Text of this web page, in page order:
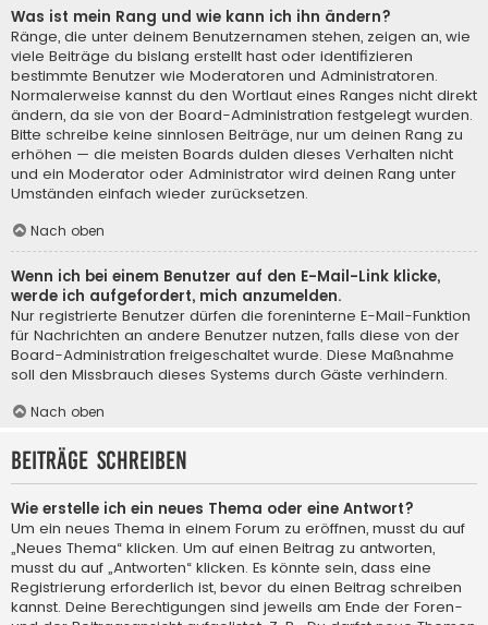
Was ist mein Rang und wie kann ich ihn ändern?
Ränge, die unter deinem Benutzernamen stehen, zeigen an, wie
viele Beiträge du bislang erstellt hast oder identifizieren
bestimmte Benutzer wie Moderatoren und Administratoren.
Normalerweise kannst du den Wortlaut eines Ranges nicht direkt
ändern, da sie von der Board-Administration festgelegt wurden.
Bitte schreibe keine sinnlosen Beiträge, nur um deinen Rang zu
erhöhen — die meisten Boards dulden dieses Verhalten nicht
und ein Moderator oder Administrator wird deinen Rang unter
Umständen einfach wieder zurücksetzen.
Nach oben
Wenn ich bei einem Benutzer auf den E-Mail-Link klicke,
werde ich aufgefordert, mich anzumelden.
Nur registrierte Benutzer dürfen die foreninterne E-Mail-Funktion
für Nachrichten an andere Benutzer nutzen, falls diese von der
Board-Administration freigeschaltet wurde. Diese Maßnahme
soll den Missbrauch dieses Systems durch Gäste verhindern.
Nach oben
Beiträge schreiben
Wie erstelle ich ein neues Thema oder eine Antwort?
Um ein neues Thema in einem Forum zu eröffnen, musst du auf
„Neues Thema“ klicken. Um auf einen Beitrag zu antworten,
musst du auf „Antworten“ klicken. Es könnte sein, dass eine
Registrierung erforderlich ist, bevor du einen Beitrag schreiben
kannst. Deine Berechtigungen sind jeweils am Ende der Foren-